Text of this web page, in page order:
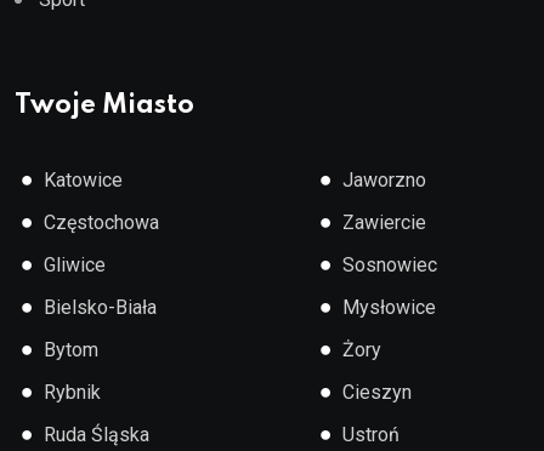
Twoje Miasto
● Katowice
● Częstochowa
● Gliwice
● Bielsko-Biała
● Bytom
● Rybnik
● Ruda Śląska
● Jaworzno
● Zawiercie
● Sosnowiec
● Mysłowice
● Żory
● Cieszyn
● Ustroń